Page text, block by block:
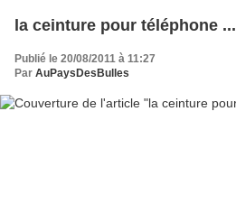
la ceinture pour téléphone ...
Publié le 20/08/2011 à 11:27
Par AuPaysDesBulles